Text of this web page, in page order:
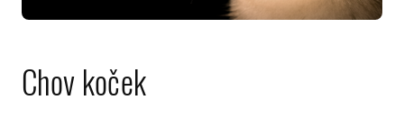
Chov koček